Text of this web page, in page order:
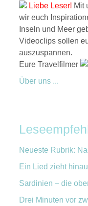
Liebe Leser! Mit
wir euch
Inseln und Meer
Videoclips sollen
auszuspannen.
Eure Travelfilmer
Über uns ...
Neueste Rubrik:
Ein Lied zieht
Sardinien – die
Drei Minuten vor